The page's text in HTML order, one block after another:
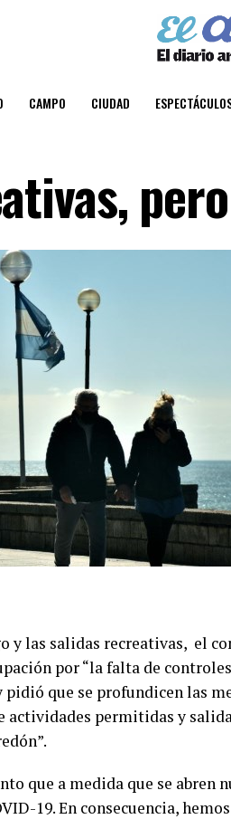
CAMPO CIUDAD
y las salidas recreativas, el
por “la falta de
pidió que se profundicen las
actividades permitidas y
que a medida que se abren
19. En consecuencia,